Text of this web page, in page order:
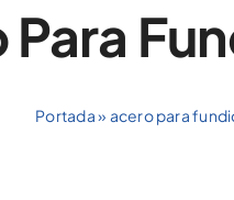
Para
Portada» acero para